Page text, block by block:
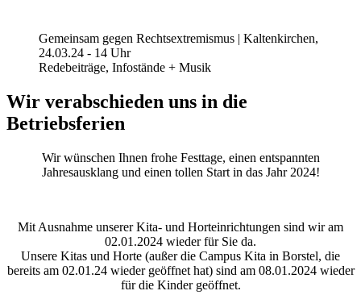
Gemeinsam gegen Rechtsextremismus | Kaltenkirchen,
24.03.24 - 14 Uhr
Redebeiträge, Infostände + Musik
Wir verabschieden uns in die
Betriebsferien
Wir wünschen Ihnen frohe Festtage, einen entspannten
Jahresausklang und einen tollen Start in das Jahr 2024!
Mit Ausnahme unserer Kita- und Horteinrichtungen sind wir am
02.01.2024 wieder für Sie da.
Unsere Kitas und Horte (außer die Campus Kita in Borstel, die
bereits am 02.01.24 wieder geöffnet hat) sind am 08.01.2024 wieder
für die Kinder geöffnet.